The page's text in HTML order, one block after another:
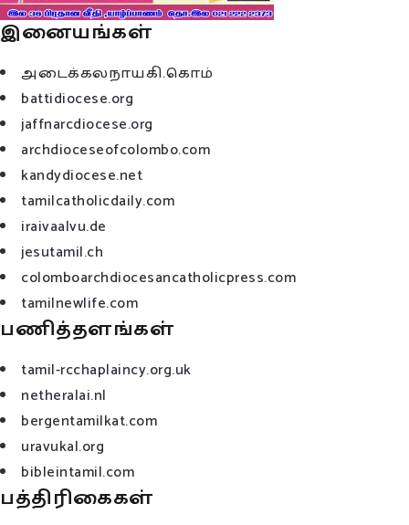
இனையங்கள்
அடைக்கலநாயகி.கொம்
battidiocese.org
jaffnarcdiocese.org
archdioceseofcolombo.com
kandydiocese.net
tamilcatholicdaily.com
iraivaalvu.de
jesutamil.ch
colomboarchdiocesancatholicpress.com
tamilnewlife.com
பணித்தளங்கள்
tamil-rcchaplaincy.org.uk
netheralai.nl
bergentamilkat.com
uravukal.org
bibleintamil.com
பத்திரிகைகள்